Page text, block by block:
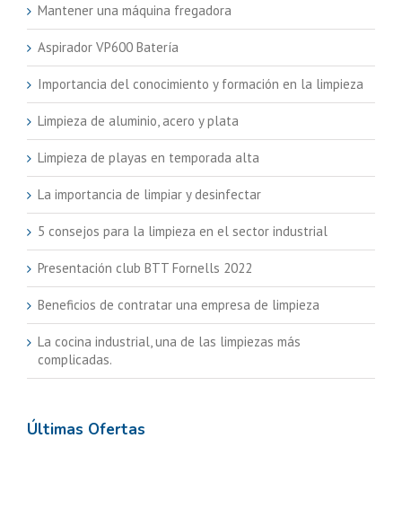
Mantener una máquina fregadora
Aspirador VP600 Batería
Importancia del conocimiento y formación en la limpieza
Limpieza de aluminio, acero y plata
Limpieza de playas en temporada alta
La importancia de limpiar y desinfectar
5 consejos para la limpieza en el sector industrial
Presentación club BTT Fornells 2022
Beneficios de contratar una empresa de limpieza
La cocina industrial, una de las limpiezas más
complicadas.
Últimas Ofertas